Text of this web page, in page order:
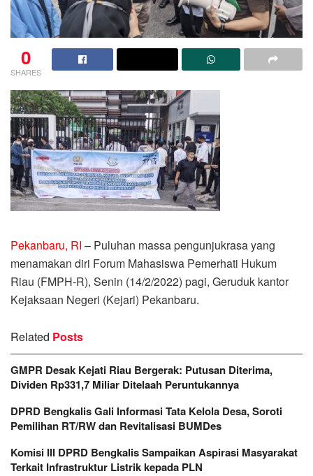
0
SHARES
Pekanbaru, RI – Puluhan massa pengunjukrasa yang
menamakan diri Forum Mahasiswa Pemerhati Hukum
Riau (FMPH-R), Senin (14/2/2022) pagi, Geruduk kantor
Kejaksaan Negeri (Kejari) Pekanbaru.
Related Posts
GMPR Desak Kejati Riau Bergerak: Putusan Diterima,
Dividen Rp331,7 Miliar Ditelaah Peruntukannya
DPRD Bengkalis Gali Informasi Tata Kelola Desa, Soroti
Pemilihan RT/RW dan Revitalisasi BUMDes
Komisi III DPRD Bengkalis Sampaikan Aspirasi Masyarakat
Terkait Infrastruktur Listrik kepada PLN